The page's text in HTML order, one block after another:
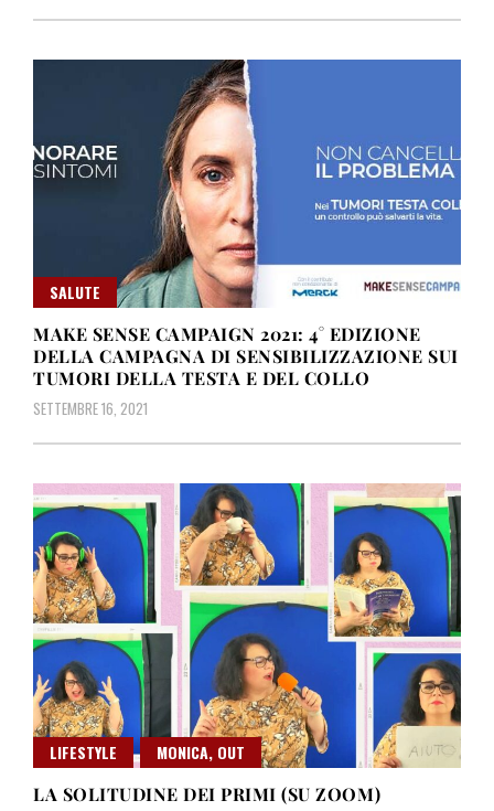
SALUTE
MAKE SENSE CAMPAIGN 2021: 4° EDIZIONE
DELLA CAMPAGNA DI SENSIBILIZZAZIONE SUI
TUMORI DELLA TESTA E DEL COLLO
SETTEMBRE 16, 2021
LIFESTYLE
MONICA, OUT
LA SOLITUDINE DEI PRIMI (SU ZOOM)